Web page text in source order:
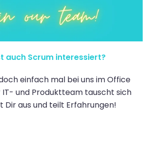
auch Scrum interessiert?
einfach mal bei uns im Office
IT- und Produktteam tauscht sich
Dir aus und teilt Erfahrungen!